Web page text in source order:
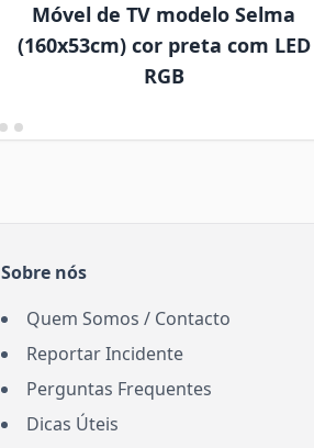
Móvel de TV modelo Selma
(160x53cm) cor preta com LED
RGB
Sobre nós
Quem Somos / Contacto
Reportar Incidente
Perguntas Frequentes
Dicas Úteis